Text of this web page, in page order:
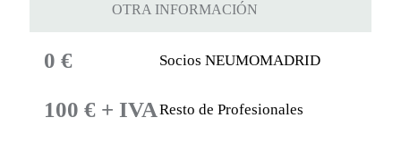
OTRA INFORMACIÓN
0 € Socios NEUMOMADRID
100 € + IVAResto de Profesionales